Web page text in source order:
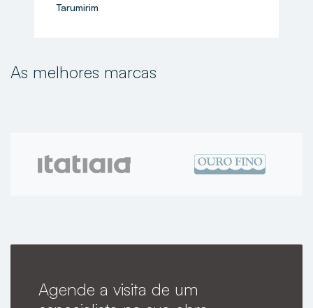
Tarumirim
As melhores marcas
Agende a visita de um